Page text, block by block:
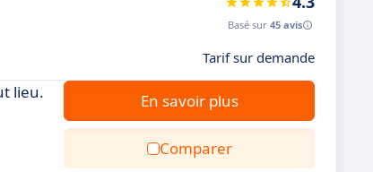
Basé sur 45 avis
Tarif sur demande
lieu. En savoir plus
Comparer